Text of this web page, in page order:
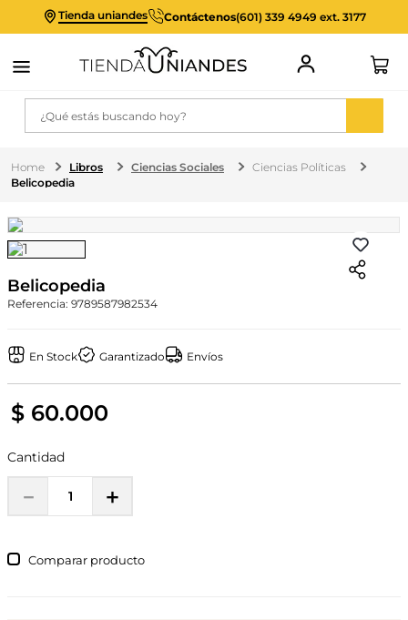
Tienda uniandes Contáctenos(601) 339 4949 ext. 3177
¿Qué estás buscando hoy?
Libros Ciencias Sociales
Ciencias Políticas
Belicopedia
Belicopedia
Referencia: 9789587982534
En Stock Garantizado Envíos
$ 60.000
Cantidad
＋
－
Comparar